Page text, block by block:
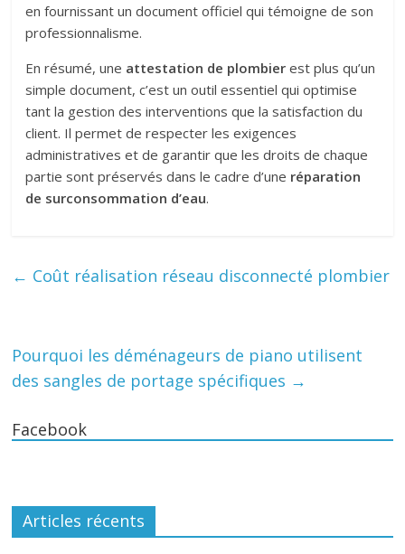
en fournissant un document officiel qui témoigne de son
professionnalisme.
En résumé, une attestation de plombier est plus qu’un
simple document, c’est un outil essentiel qui optimise
tant la gestion des interventions que la satisfaction du
client. Il permet de respecter les exigences
administratives et de garantir que les droits de chaque
partie sont préservés dans le cadre d’une réparation
de surconsommation d’eau.
← Coût réalisation réseau disconnecté plombier
Pourquoi les déménageurs de piano utilisent
des sangles de portage spécifiques →
Facebook
Articles récents